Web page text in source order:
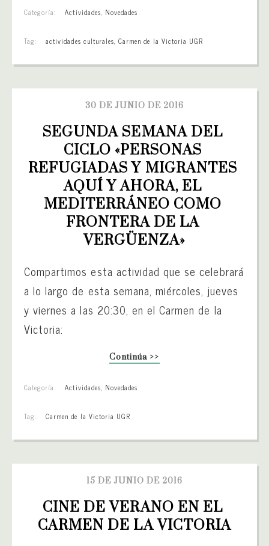
Categoría: Actividades, Novedades
Tag: actividades culturales,Carmen de la Victoria UGR
30 DE JUNIO DE 2016
SEGUNDA SEMANA DEL
CICLO «PERSONAS
REFUGIADAS Y MIGRANTES
AQUÍ Y AHORA, EL
MEDITERRÁNEO COMO
FRONTERA DE LA
VERGÜENZA»
Compartimos esta actividad que se celebrará
a lo largo de esta semana, miércoles, jueves
y viernes a las 20:30, en el Carmen de la
Victoria:
Continúa >>
Categoría: Actividades, Novedades
Tag: Carmen de la Victoria UGR
15 DE JUNIO DE 2016
CINE DE VERANO EN EL
CARMEN DE LA VICTORIA